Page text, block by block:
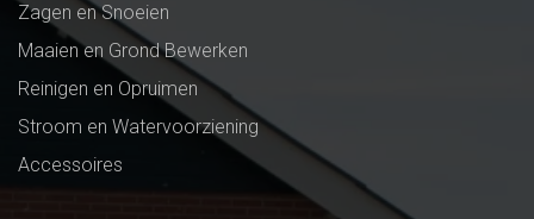
Zagen en Snoeien
Maaien en Grond Bewerken
Reinigen en Opruimen
Stroom en Watervoorziening
Accessoires